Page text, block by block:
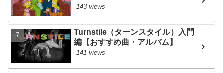
143 views
Turnstile（ターンスタイル）入門
編【おすすめ曲・アルバム】
141 views